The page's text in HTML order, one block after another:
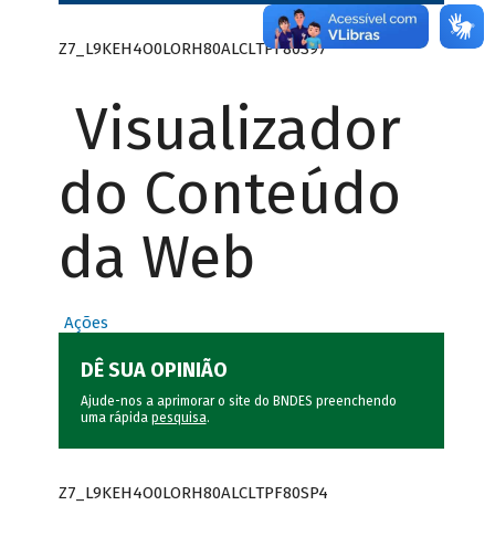
Z7_L9KEH4O0LORH80ALCLTPF80S97
Visualizador
do Conteúdo
da Web
Ações
DÊ SUA OPINIÃO
Ajude-nos a aprimorar o site do BNDES preenchendo
uma rápida pesquisa.
Z7_L9KEH4O0LORH80ALCLTPF80SP4